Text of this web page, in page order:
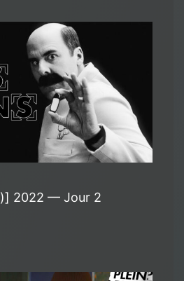
2022 — Jour 2